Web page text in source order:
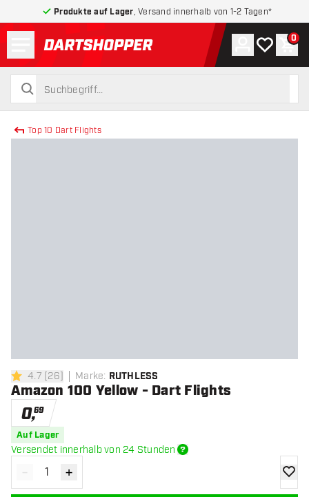
Produkte auf Lager , Versand innerhalb von 1-2 Tagen*
zurück zur Startseite
suchen
suchen
Konto
Meine 0
Top 10 Dart Flights
4.7 Bewertungssterne
4.7 [26] Marke: RUTHLESS
Amazon 100 Yellow - Dart Flights
0,69
Auf Lager
Versendet innerhalb von 24 Stunden
Menge verringern
- Menge erhöhen
+ Zur